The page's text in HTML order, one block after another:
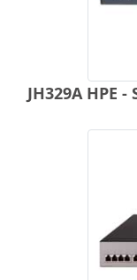
JH329A HPE